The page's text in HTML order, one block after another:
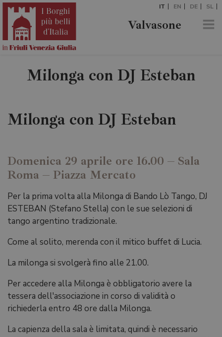
IT EN DE SL
Valvasone
Milonga con DJ Esteban
Milonga con DJ Esteban
Domenica 29 aprile ore 16.00 – Sala
Roma – Piazza Mercato
Per la prima volta alla Milonga di Bando Lò Tango, DJ
ESTEBAN (Stefano Stella) con le sue selezioni di
tango argentino tradizionale.
Come al solito, merenda con il mitico buffet di Lucia.
La milonga si svolgerà fino alle 21.00.
Per accedere alla Milonga è obbligatorio avere la
tessera dell'associazione in corso di validità o
richiederla entro 48 ore dalla Milonga.
La capienza della sala è limitata, quindi è necessario